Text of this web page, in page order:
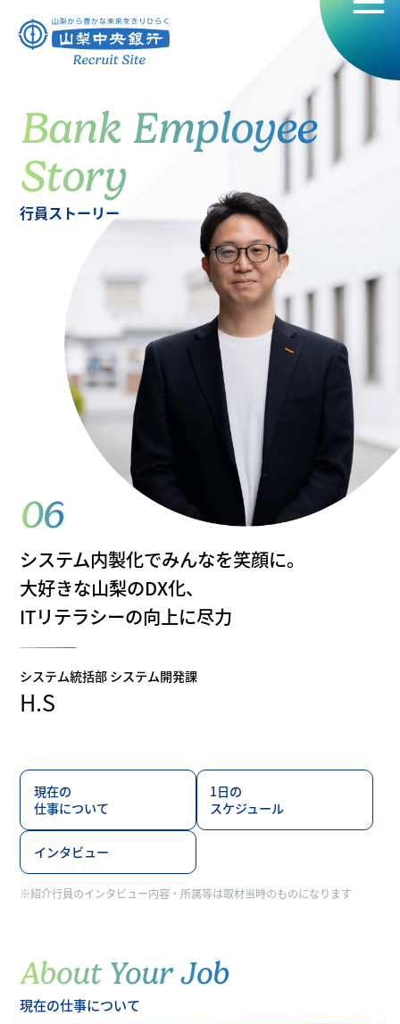
Bank Employee
Story
行員ストーリー
06
システム内製化でみんなを笑顔に。
大好きな山梨のDX化、
ITリテラシーの向上に尽力
システム統括部 システム開発課
H.S
現在の
仕事について
1日の
スケジュール
インタビュー
※紹介行員のインタビュー内容・所属等は取材当時のものになります
About Your Job
現在の仕事について